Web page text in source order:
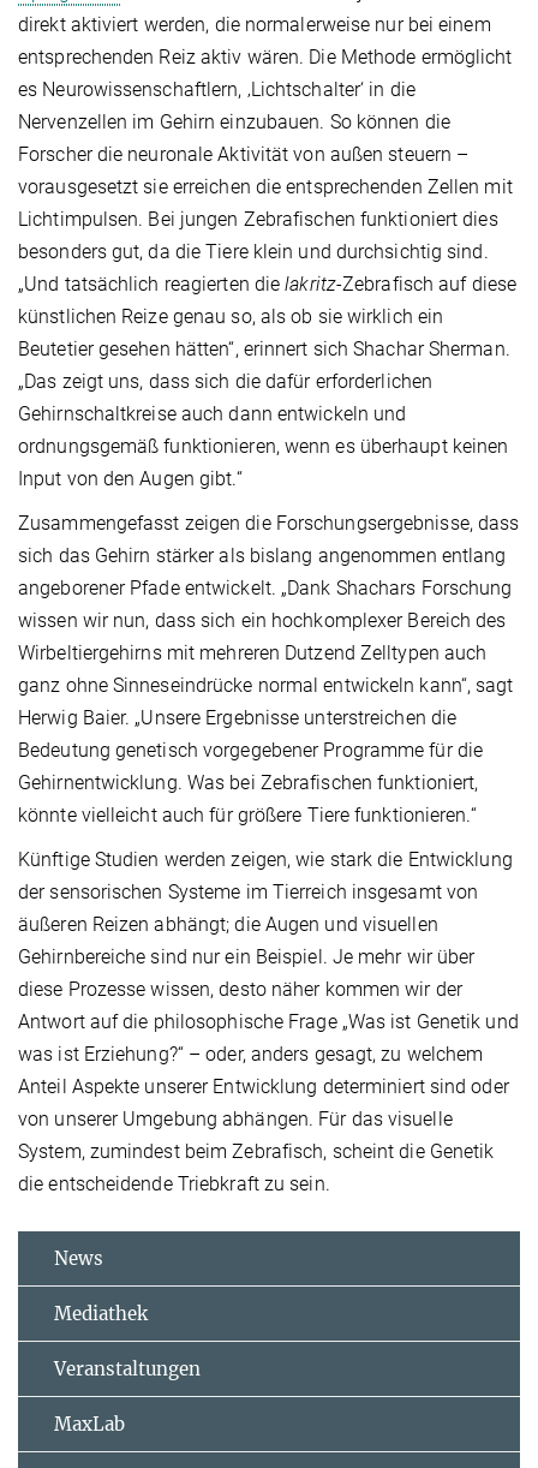
direkt aktiviert werden, die normalerweise nur bei einem
entsprechenden Reiz aktiv wären. Die Methode ermöglicht
es Neurowissenschaftlern, ‚Lichtschalter‘ in die
Nervenzellen im Gehirn einzubauen. So können die
Forscher die neuronale Aktivität von außen steuern –
vorausgesetzt sie erreichen die entsprechenden Zellen mit
Lichtimpulsen. Bei jungen Zebrafischen funktioniert dies
besonders gut, da die Tiere klein und durchsichtig sind.
„Und tatsächlich reagierten dielakritz-Zebrafisch auf diese
künstlichen Reize genau so, als ob sie wirklich ein
Beutetier gesehen hätten“, erinnert sich Shachar Sherman.
„Das zeigt uns, dass sich die dafür erforderlichen
Gehirnschaltkreise auch dann entwickeln und
ordnungsgemäß funktionieren, wenn es überhaupt keinen
Input von den Augen gibt.“
Zusammengefasst zeigen die Forschungsergebnisse, dass
sich das Gehirn stärker als bislang angenommen entlang
angeborener Pfade entwickelt. „Dank Shachars Forschung
wissen wir nun, dass sich ein hochkomplexer Bereich des
Wirbeltiergehirns mit mehreren Dutzend Zelltypen auch
ganz ohne Sinneseindrücke normal entwickeln kann“, sagt
Herwig Baier. „Unsere Ergebnisse unterstreichen die
Bedeutung genetisch vorgegebener Programme für die
Gehirnentwicklung. Was bei Zebrafischen funktioniert,
könnte vielleicht auch für größere Tiere funktionieren.“
Künftige Studien werden zeigen, wie stark die Entwicklung
der sensorischen Systeme im Tierreich insgesamt von
äußeren Reizen abhängt; die Augen und visuellen
Gehirnbereiche sind nur ein Beispiel. Je mehr wir über
diese Prozesse wissen, desto näher kommen wir der
Antwort auf die philosophische Frage „Was ist Genetik und
was ist Erziehung?“ – oder, anders gesagt, zu welchem
Anteil Aspekte unserer Entwicklung determiniert sind oder
von unserer Umgebung abhängen. Für das visuelle
System, zumindest beim Zebrafisch, scheint die Genetik
die entscheidende Triebkraft zu sein.
News
Mediathek
Veranstaltungen
MaxLab